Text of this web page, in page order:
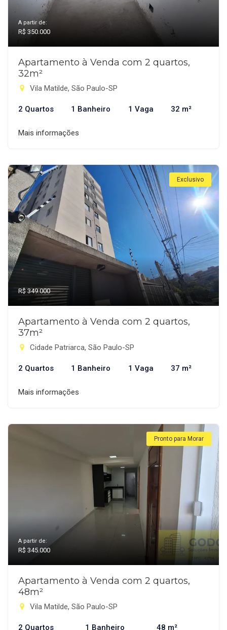
A partir de:
R$ 350.000
Apartamento à Venda com 2 quartos,
32m²
Vila Matilde, São Paulo-SP
2 Quartos 1 Banheiro 1 Vaga 32 m²
Mais informações
Exclusivo
R$ 349.000
Apartamento à Venda com 2 quartos,
37m²
Cidade Patriarca, São Paulo-SP
2 Quartos 1 Banheiro 1 Vaga 37 m²
Mais informações
Pronto para Morar
A partir de:
R$ 345.000
Apartamento à Venda com 2 quartos,
48m²
Vila Matilde, São Paulo-SP
2 Quartos 1 Banheiro 48 m²